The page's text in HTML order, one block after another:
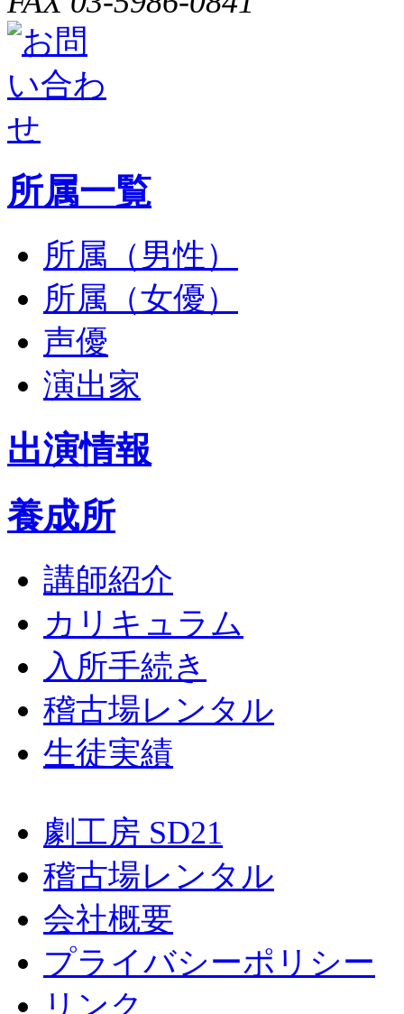
所属一覧
所属（男性）
所属（女優）
声優
演出家
出演情報
養成所
講師紹介
カリキュラム
入所手続き
稽古場レンタル
生徒実績
劇工房 SD21
稽古場レンタル
会社概要
プライバシーポリシー
リンク